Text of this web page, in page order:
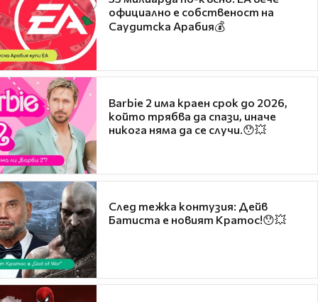
официално е собственост на
Саудитска Арабия💰
Barbie 2 има краен срок до 2026,
който трябва да спази, иначе
никога няма да се случи.😯💥
След тежка контузия: Дейв
Батиста е новият Кратос!😯💥